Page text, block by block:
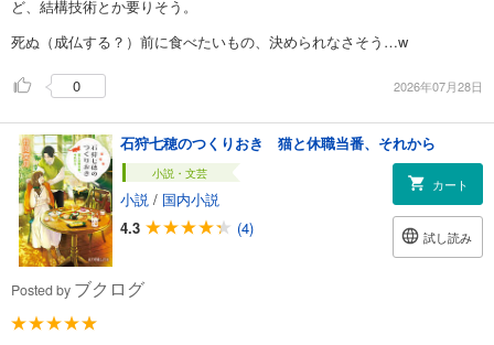
ど、結構技術とか要りそう。
死ぬ（成仏する？）前に食べたいもの、決められなさそう…w
0 2026年07月28日
石狩七穂のつくりおき 猫と休職当番、それから
小説・文芸
小説 / 国内小説
4.3
(4)
カート
試し読み
Posted by ブクログ